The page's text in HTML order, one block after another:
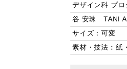
デザイン科 プ
谷 安珠 TANI
サイズ：可変
素材・技法：紙